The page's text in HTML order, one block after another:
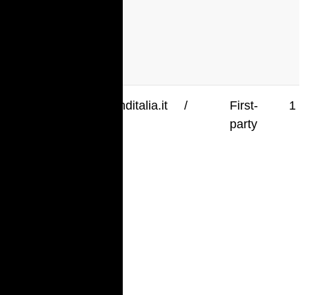
.richmonditalia.it /
First-
party
1